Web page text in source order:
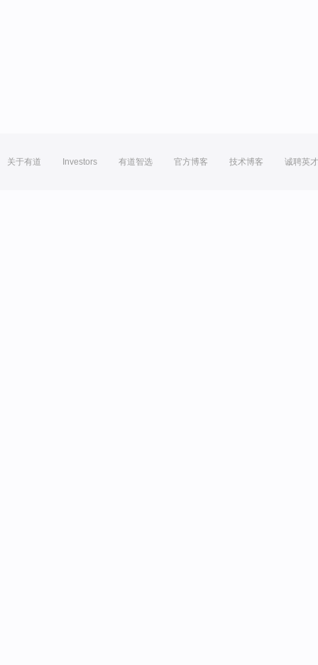
关于有道 Investors 有道智选 官方博客 技术博客 诚聘英才